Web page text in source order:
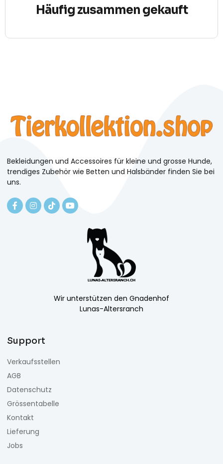
Häufig zusammen gekauft
Bekleidungen und Accessoires für kleine und grosse Hunde,
trendiges Zubehör wie Betten und Halsbänder finden Sie bei
uns.
Wir unterstützen den Gnadenhof
Lunas-Altersranch
Support
Verkaufsstellen
AGB
Datenschutz
Grössentabelle
Kontakt
Lieferung
Jobs